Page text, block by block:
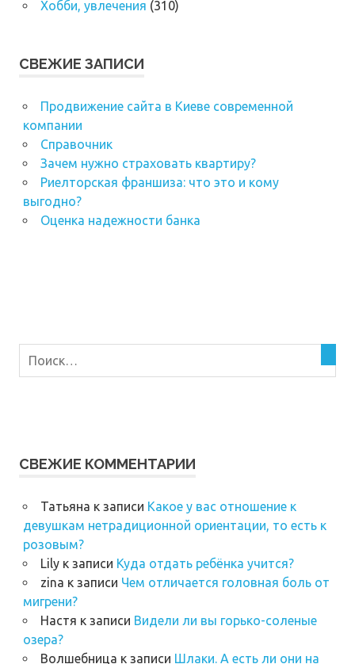
Хобби, увлечения (310)
СВЕЖИЕ ЗАПИСИ
Продвижение сайта в Киеве современной
компании
Справочник
Зачем нужно страховать квартиру?
Риелторская франшиза: что это и кому
выгодно?
Оценка надежности банка
СВЕЖИЕ КОММЕНТАРИИ
Татьяна к записи Какое у вас отношение к
девушкам нетрадиционной ориентации, то есть к
розовым?
Lilyк записи Куда отдать ребёнка учится?
zina к записи Чем отличается головная боль от
мигрени?
Настя к записи Видели ли вы горько-соленые
озера?
Волшебница к записи Шлаки. А есть ли они на